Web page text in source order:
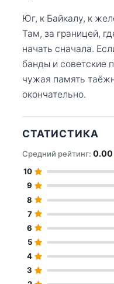
Юг, к Байкалу, к
Там, за границей,
начать сначала.
банды и советские
чужая память
окончательно.
СТАТИСТИКА
Средний рейтинг: 0.00
10
9
8
7
6
5
4
3